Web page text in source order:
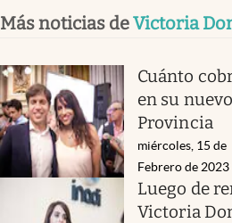
Más noticias deVictoria
Cuánto
en su
Provincia
miércoles, 15 de
Febrero de 2023
Luego de
Victoria